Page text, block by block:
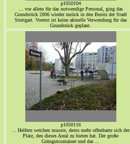
p1050104
... vor allem für das notwendige Personal, ging das
Grundstück 2006 wieder zurück in den Besitz der Stadt
Stuttgart. Vorerst ist keine aktuelle Verwendung für das
Grundstück geplant.
p1050116
... Helfern weichen musste, desto mehr offenbarte sich der
Platz, den dieses Areal zu bieten hat. Der große
Grüngutcontainer und das ...